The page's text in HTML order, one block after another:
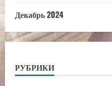
Декабрь 2024
РУБРИКИ